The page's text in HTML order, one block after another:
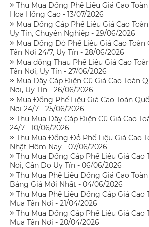
Thu Mua Đồng Phế Liệu Giá Cao
Hoa Hồng Cao - 13/07/2026
Mua Đồng Cáp Phế Liệu Giá Cao
Uy Tín, Chuyên Nghiệp - 29/06/2026
Mua Đồng Đỏ Phế Liệu Giá Cao Toàn
Tận Nơi 24/7, Uy Tín - 28/06/2026
Mua đồng Thau Phế Liệu Giá Cao
Tận Nơi, Uy Tín - 27/06/2026
Mua Dây Cáp Điện Cũ Giá Cao Toàn
Nơi, Uy Tín - 26/06/2026
Mua Đồng Phế Liệu Giá Cao Toàn
Nơi 24/7 - 25/06/2026
Thu Mua Dây Cáp Điện Cũ Giá Cao
24/7 - 10/06/2026
Thu Mua Đồng Đỏ Phế Liệu Giá Cao
Nhật Hôm Nay - 07/06/2026
Thu Mua Đồng Cáp Phế Liệu Giá Cao
Nơi, Cân Đo Uy Tín - 06/06/2026
Thu Mua Phế Liệu Đồng Giá Cao
Bảng Giá Mới Nhất - 04/06/2026
Thu Mua Phế Liệu Đồng Cáp Giá Cao
Mua Tận Nơi - 21/04/2026
Thu Mua Đồng Cáp Phế Liệu Giá Cao
Mua Tận Nơi - 20/04/2026